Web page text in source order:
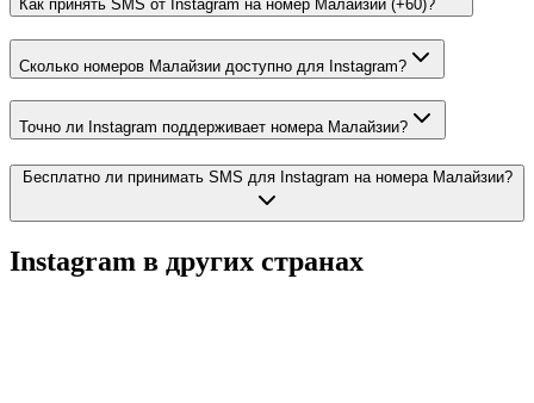
Как принять SMS от Instagram на номер Малайзии (+60)?
Сколько номеров Малайзии доступно для Instagram?
Точно ли Instagram поддерживает номера Малайзии?
Бесплатно ли принимать SMS для Instagram на номера Малайзии?
Instagram в других странах